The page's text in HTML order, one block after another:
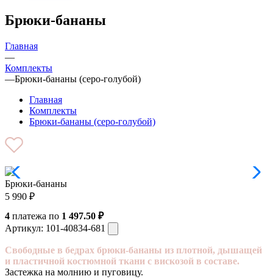
Брюки-бананы
Главная
—
Комплекты
—Брюки-бананы (серо-голубой)
Главная
Комплекты
Брюки-бананы (серо-голубой)
Брюки-бананы
5 990 ₽
4 платежа по 1 497.50 ₽
Артикул: 101-40834-681
Свободные в бедрах брюки-бананы из плотной, дышащей
и пластичной костюмной ткани с вискозой в составе.
Застежка на молнию и пуговицу.